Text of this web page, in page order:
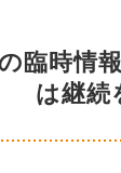
臨時
は継続